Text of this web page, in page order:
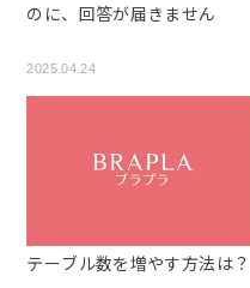
のに、回答が届きません
2025.04.24
テーブル数を増やす方法は？